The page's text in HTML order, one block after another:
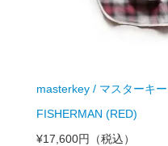
masterkey / マスターキー
FISHERMAN (RED)
¥17,600円
（税込）